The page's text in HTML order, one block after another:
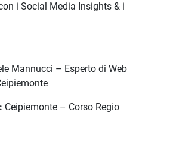
i Social Media Insights & i
Mannucci – Esperto di Web
: Ceipiemonte – Corso Regio